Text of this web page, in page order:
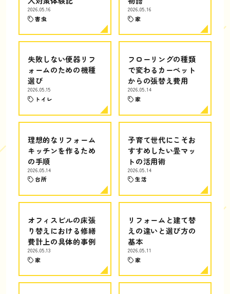
2026.05.16
害虫
2026.05.16
家
失敗しない便器リフ
ォームのための機種
選び
2026.05.15
トイレ
フローリングの種類
で変わるカーペット
からの張替え費用
2026.05.14
家
理想的なリフォーム
キッチンを作るため
の手順
2026.05.14
台所
子育て世代にこそお
すすめしたい畳マッ
トの活用術
2026.05.14
生活
オフィスビルの床張
り替えにおける修繕
費計上の具体的事例
2026.05.13
家
リフォームと建て替
えの違いと選び方の
基本
2026.05.11
家